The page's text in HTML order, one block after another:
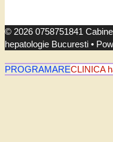
© 2026 0758751841
hepatologie Bucuresti •
PROGRAMARECLINICA